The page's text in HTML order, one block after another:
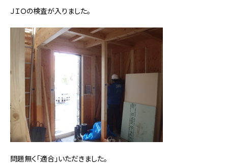
ＪＩＯの検査が入りました。
問題無く「適合」いただきました。